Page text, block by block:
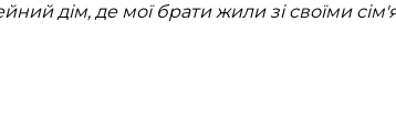
дім, де мої брати жили зі своїми